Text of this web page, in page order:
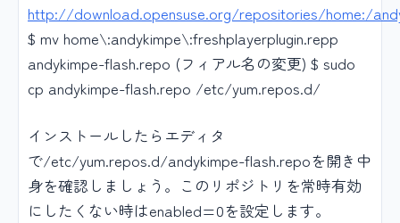
http://download.opensuse.org/repositories/home:/
$ mv home\:andykimpe\:freshplayerplugin.repp
andykimpe-flash.repo (フィアル名の変更) $ sudo
cp andykimpe-flash.repo /etc/yum.repos.d/
インストールしたらエディタ
で/etc/yum.repos.d/andykimpe-flash.repoを開き中
身を確認しましょう。このリポジトリを常時有効
にしたくない時はenabled=0を設定します。